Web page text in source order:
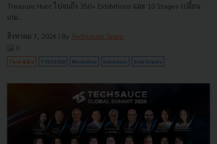
Treasure Hunt ไปจนถึง 350+ Exhibitions และ 10 Stages เปลี่ยน
เกม...
สิงหาคม 7, 2026 | By Techsauce Team
0
Tech & Biz TSGS2026 Workshop Exhibition Side Events